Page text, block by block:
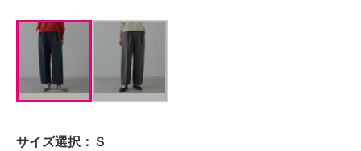
サイズ選択： Ｓ